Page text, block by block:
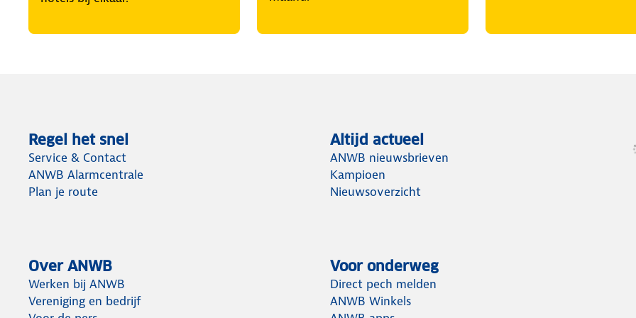
Regel het snel
Service & Contact
ANWB Alarmcentrale
Plan je route
Altijd actueel
ANWB nieuwsbrieven
Kampioen
Nieuwsoverzicht
Over ANWB
Werken bij ANWB
Vereniging en bedrijf
Voor onderweg
Direct pech melden
ANWB Winkels